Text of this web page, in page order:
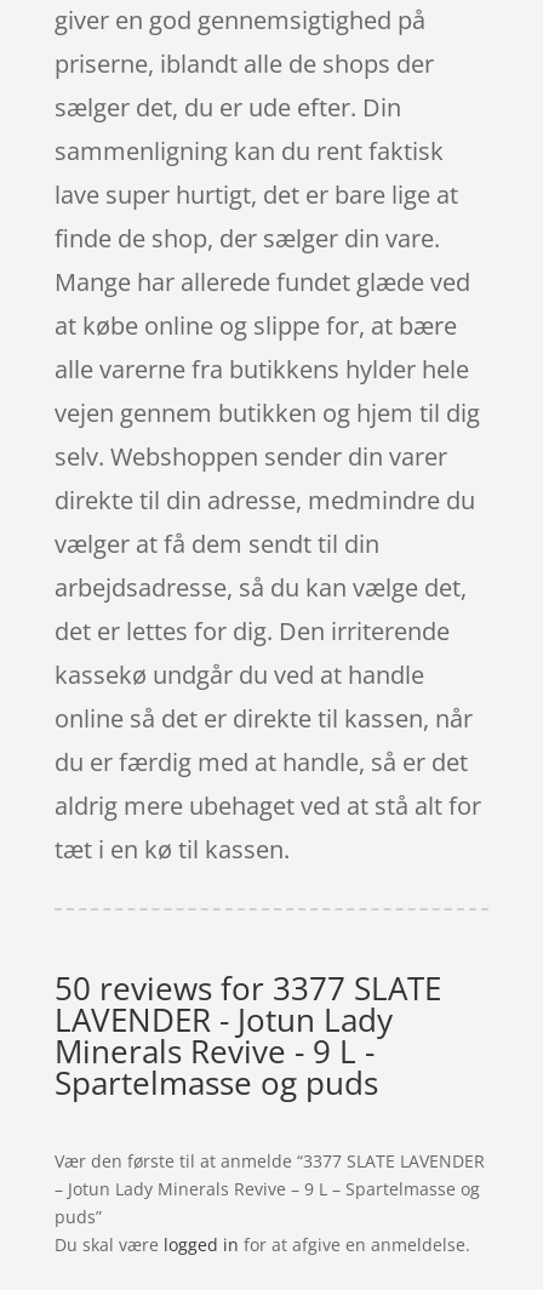
giver en god gennemsigtighed på
priserne, iblandt alle de shops der
sælger det, du er ude efter. Din
sammenligning kan du rent faktisk
lave super hurtigt, det er bare lige at
finde de shop, der sælger din vare.
Mange har allerede fundet glæde ved
at købe online og slippe for, at bære
alle varerne fra butikkens hylder hele
vejen gennem butikken og hjem til dig
selv. Webshoppen sender din varer
direkte til din adresse, medmindre du
vælger at få dem sendt til din
arbejdsadresse, så du kan vælge det,
det er lettes for dig. Den irriterende
kassekø undgår du ved at handle
online så det er direkte til kassen, når
du er færdig med at handle, så er det
aldrig mere ubehaget ved at stå alt for
tæt i en kø til kassen.
50 reviews for 3377 SLATE
LAVENDER - Jotun Lady
Minerals Revive - 9 L -
Spartelmasse og puds
Vær den første til at anmelde “3377 SLATE LAVENDER
– Jotun Lady Minerals Revive – 9 L – Spartelmasse og
puds”
Du skal være logged in for at afgive en anmeldelse.